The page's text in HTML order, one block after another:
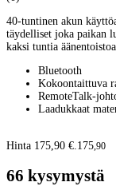
40-tuntinen akun
täydelliset joka paikan
kaksi tuntia äänentoistoa.
Bluetooth
Kokoontaittuva
RemoteTalk-
Laadukkaat
Hinta 175,90 €. 175,90
66 kysymystä